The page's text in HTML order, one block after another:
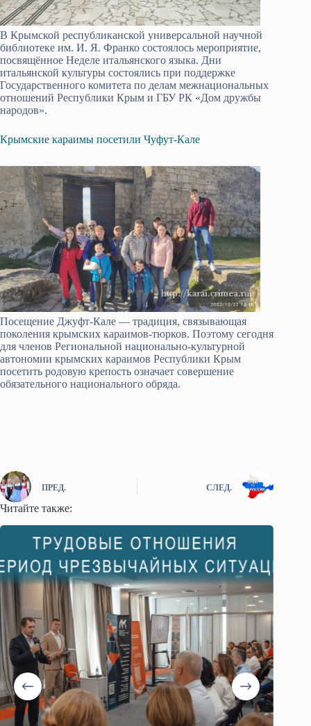
В Крымской республиканской универсальной научной
библиотеке им. И. Я. Франко состоялось мероприятие,
посвящённое Неделе итальянского языка. Дни
итальянской культуры состоялись при поддержке
Государственного комитета по делам межнациональных
отношений Республики Крым и ГБУ РК «Дом дружбы
народов».
Крымские караимы посетили Чуфут-Кале
Посещение Джуфт-Кале — традиция, связывающая
поколения крымских караимов-тюрков. Поэтому сегодня
для членов Региональной национально-культурной
автономии крымских караимов Республики Крым
посетить родовую крепость означает совершение
обязательного национального обряда.
ПРЕД. СЛЕД.
Читайте также: